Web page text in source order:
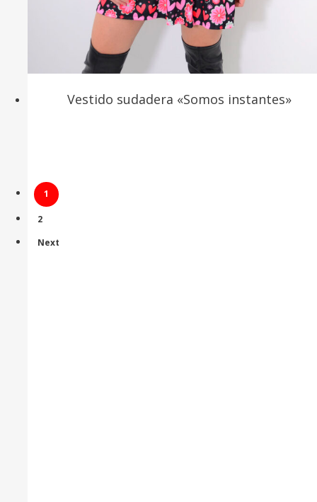
Vestido sudadera «Somos instantes»
1
2
Next